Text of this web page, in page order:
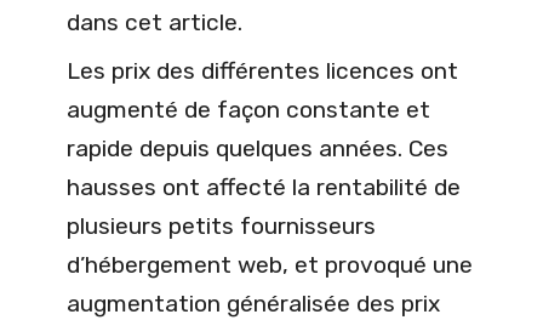
dans cet article.
Les prix des différentes licences ont
augmenté de façon constante et
rapide depuis quelques années. Ces
hausses ont affecté la rentabilité de
plusieurs petits fournisseurs
d’hébergement web, et provoqué une
augmentation généralisée des prix